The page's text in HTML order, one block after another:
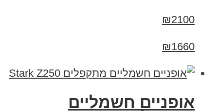
₪2100
₪1660
‏אופניים חשמליים